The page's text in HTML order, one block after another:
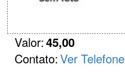
Valor:45,00
Contato:Ver Telefone